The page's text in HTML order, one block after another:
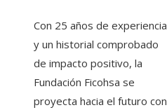
Con 25 años de experiencia
y un historial comprobado
de impacto positivo, la
Fundación Ficohsa se
proyecta hacia el futuro con